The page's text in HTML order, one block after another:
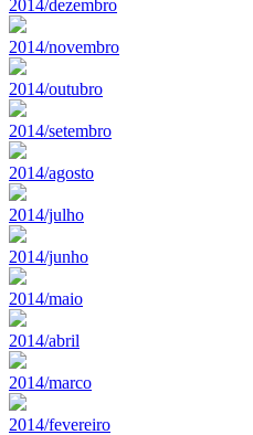
2014/dezembro
2014/novembro
2014/outubro
2014/setembro
2014/agosto
2014/julho
2014/junho
2014/maio
2014/abril
2014/marco
2014/fevereiro